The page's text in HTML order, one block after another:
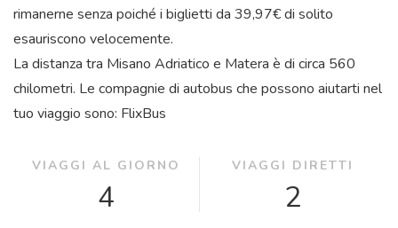
rimanerne senza poiché i biglietti da 39,97€ di solito
esauriscono velocemente.
La distanza tra Misano Adriatico e Matera è di circa 560
chilometri. Le compagnie di autobus che possono aiutarti nel
tuo viaggio sono: FlixBus
VIAGGI AL GIORNO
4
VIAGGI DIRETTI
2